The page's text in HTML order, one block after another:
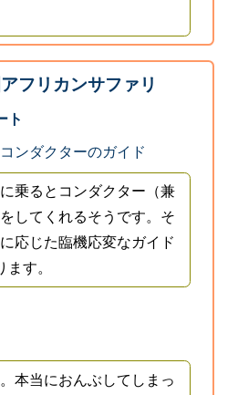
フリカンサファリ
ト
ンダクターのガイド
乗るとコンダクター（兼
してくれるそうです。そ
応じた臨機応変なガイド
す。
本当におんぶしてしまっ